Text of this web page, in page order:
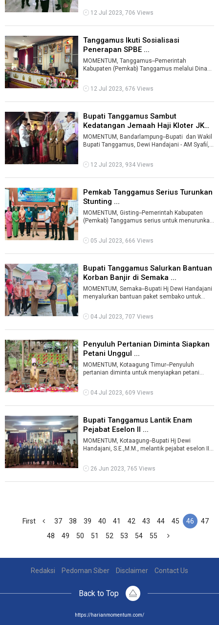
...
12 Jul 2023, 706 Views
Tanggamus Ikuti Sosialisasi
Penerapan SPBE ...
MOMENTUM, Tanggamus--Pemerintah
Kabupaten (Pemkab) Tanggamus melalui Dinas
mengikuti sos ...
12 Jul 2023, 676 Views
Bupati Tanggamus Sambut
Kedatangan Jemaah Haji Kloter JKG-
19 ...
MOMENTUM, Bandarlampung--Bupati dan Wakil
Bupati Tanggamus, Dewi Handajani - AM Syafií,
12 Jul 2023, 934 Views
Pemkab Tanggamus Serius Turunkan
Stunting ...
MOMENTUM, Gisting--Pemerintah Kabupaten
(Pemkab) Tanggamus serius untuk menurunkan
05 Jul 2023, 666 Views
Bupati Tanggamus Salurkan Bantuan
Korban Banjir di Semaka ...
MOMENTUM, Semaka--Bupati Hj Dewi Handajani
menyalurkan bantuan paket sembako untuk
04 Jul 2023, 707 Views
Penyuluh Pertanian Diminta Siapkan
Petani Unggul ...
MOMENTUM, Kotaagung Timur--Penyuluh
pertanian diminta untuk menyiapkan petani
un ...
04 Jul 2023, 609 Views
Bupati Tanggamus Lantik Enam
Pejabat Eselon II ...
MOMENTUM, Kotaagung--Bupati Hj Dewi
Handajani, S.E.,M.M., melantik pejabat eselon II
26 Jun 2023, 765 Views
First 37 38 39 40 41 42 43 44 45 46
47
48
49 50 51 52 53 54 55
Redaksi Pedoman Siber Disclaimer Contact Us
Back to Top
https://harianmomentum.com/